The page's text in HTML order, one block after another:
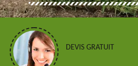
DEVIS GRATUIT